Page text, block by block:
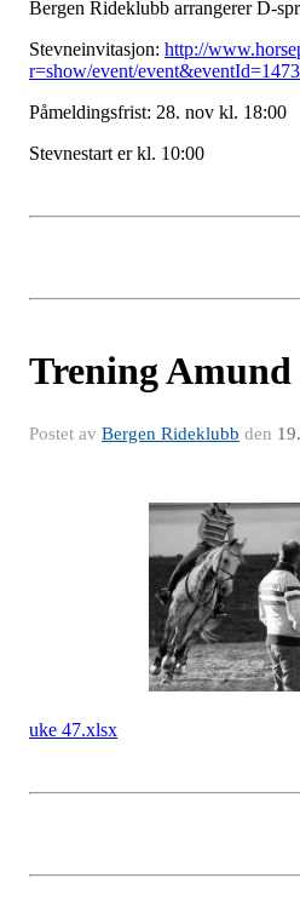
Bergen Rideklubb arrangerer D-
Stevneinvitasjon: http://
r=show/event/
Påmeldingsfrist: 28. nov kl. 18:00
Stevnestart er kl. 10:00
Trening Amund
Postet av Bergen Rideklubb den
uke 47.xlsx